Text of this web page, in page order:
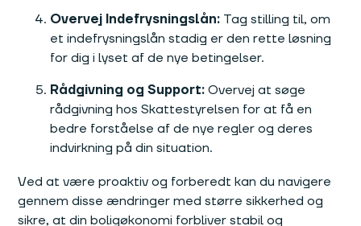
Overvej Indefrysningslån: Tag stilling til, om
et indefrysningslån stadig er den rette løsning
for dig i lyset af de nye betingelser.
Rådgivning og Support:Overvej at søge
rådgivning hos Skattestyrelsen for at få en
bedre forståelse af de nye regler og deres
indvirkning på din situation.
Ved at være proaktiv og forberedt kan du navigere
gennem disse ændringer med større sikkerhed og
sikre, at din boligøkonomi forbliver stabil og